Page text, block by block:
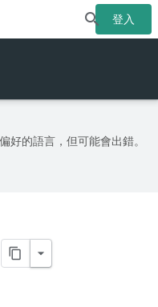
登入
好的語言，但可能會出錯。